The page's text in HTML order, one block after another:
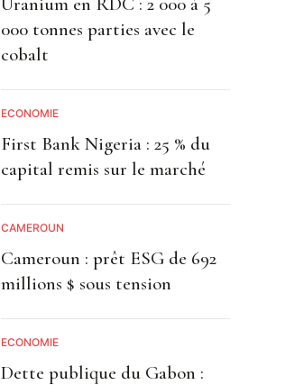
000 tonnes parties avec le
cobalt
ECONOMIE
First Bank Nigeria : 25 % du
capital remis sur le marché
CAMEROUN
Cameroun : prêt ESG de 692
millions $ sous tension
ECONOMIE
Dette publique du Gabon :